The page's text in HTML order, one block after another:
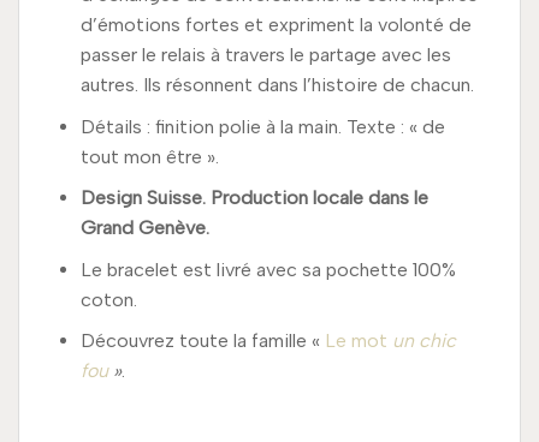
d’émotions fortes et expriment la volonté de
passer le relais à travers le partage avec les
autres. Ils résonnent dans l’histoire de chacun.
Détails : finition polie à la main. Texte : « de
tout mon être ».
Design Suisse. Production locale dans le
Grand Genève.
Le bracelet est livré avec sa pochette 100%
coton.
Découvrez toute la famille « Le mot un chic
fou ».